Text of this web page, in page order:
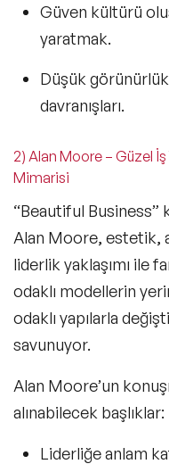
Güven kültürü
yaratmak.
Düşük
davranışları.
2) Alan Moore – Güzel
Mimarisi
“Beautiful Business”
Alan Moore, estetik,
liderlik yaklaşımı ile
odaklı modellerin
odaklı yapılarla
savunuyor.
Alan Moore’un
alınabilecek başlıklar:
Liderliğe anlam